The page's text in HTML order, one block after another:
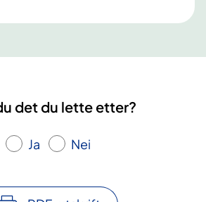
det du lette etter?
Ja Nei